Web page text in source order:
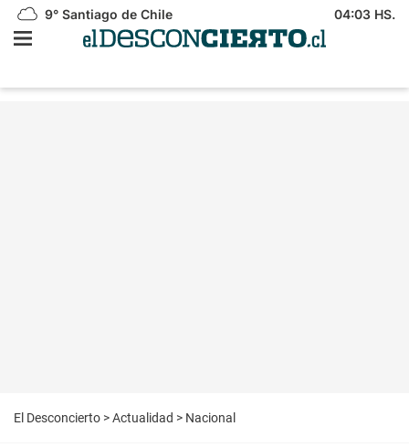
9° Santiago de Chile 04:03 HS.
El Desconcierto >Actualidad > Nacional